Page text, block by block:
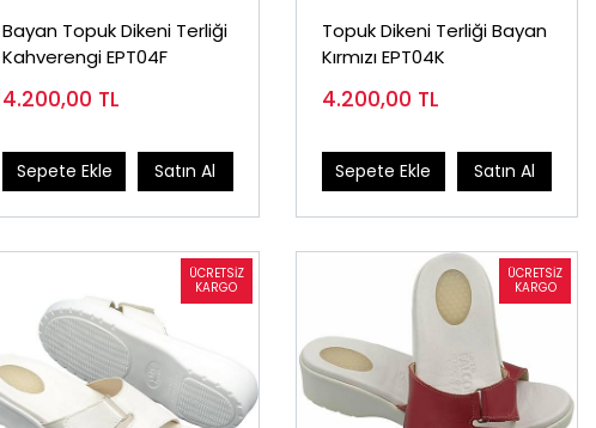
Bayan Topuk Dikeni Terliği
Kahverengi EPT04F
4.200,00 TL
Sepete Ekle Satın Al
Topuk Dikeni Terliği Bayan
Kırmızı EPT04K
4.200,00 TL
Sepete Ekle Satın Al